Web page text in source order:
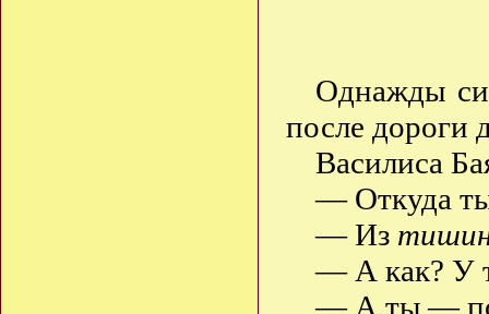
Однажды
после дороги
Василиса
— Откуда
— Из
— А как? У
— А ты —